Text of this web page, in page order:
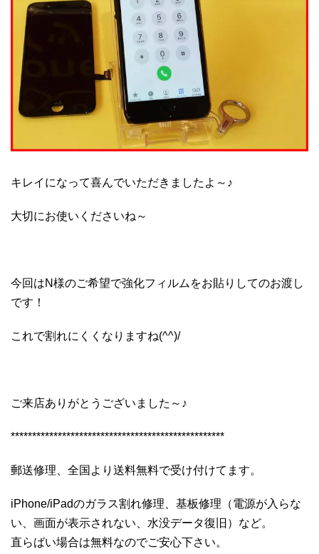
キレイになって喜んでいただきましたよ～♪
大切にお使いくださいね～
今回はN様のご希望で強化フィルムをお貼りしてのお渡し
です！
これで割れにくくなりますね(^^)/
ご来店ありがとうございました～♪
**************************************************
郵送修理、全国より送料無料で受け付けてます。
iPhone/iPadのガラス割れ修理、基板修理（電源が入らな
い、画面が表示されない、水没データ復旧）など。
直らばい場合は無料なのでご安心下さい。